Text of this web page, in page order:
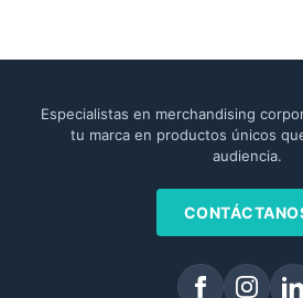
Especialistas en merchandising
tu marca en productos únicos
audiencia.